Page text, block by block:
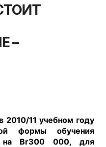
–
2010/11 учебном году
формы обучения
на Br300 000, для